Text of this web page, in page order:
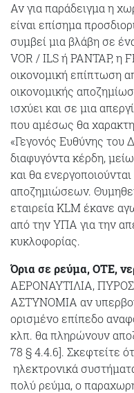
Αν για παράδειγμα η
είναι επίσημα
συμβεί μια βλάβη σε
VOR / ILS ή ΡΑΝΤΑΡ, η
οικονομική επίπτωση
οικονομικής
ισχύει και σε μια
που αμέσως θα
«Γεγονός Ευθύνης του
διαφυγόντα κέρδη,
και θα
αποζημιώσεων.
εταιρεία KLM έκανε
από την ΥΠΑ για την
κυκλοφορίας.
Όρια σε ρεύμα, ΟΤΕ,
ΑΕΡΟΝΑΥΤΙΛΙΑ,
ΑΣΤΥΝΟΜΙΑ αν
ορισμένο επίπεδο
κλπ. θα πληρώνουν
78 § 4.4.6]. Σκεφτείτε
ηλεκτρονικά
πολύ ρεύμα, ο